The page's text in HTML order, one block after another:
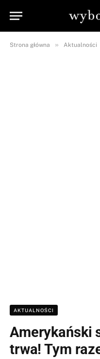
Strona główna » Aktualności
AKTUALNOŚCI
Amerykański
trwa! Tym